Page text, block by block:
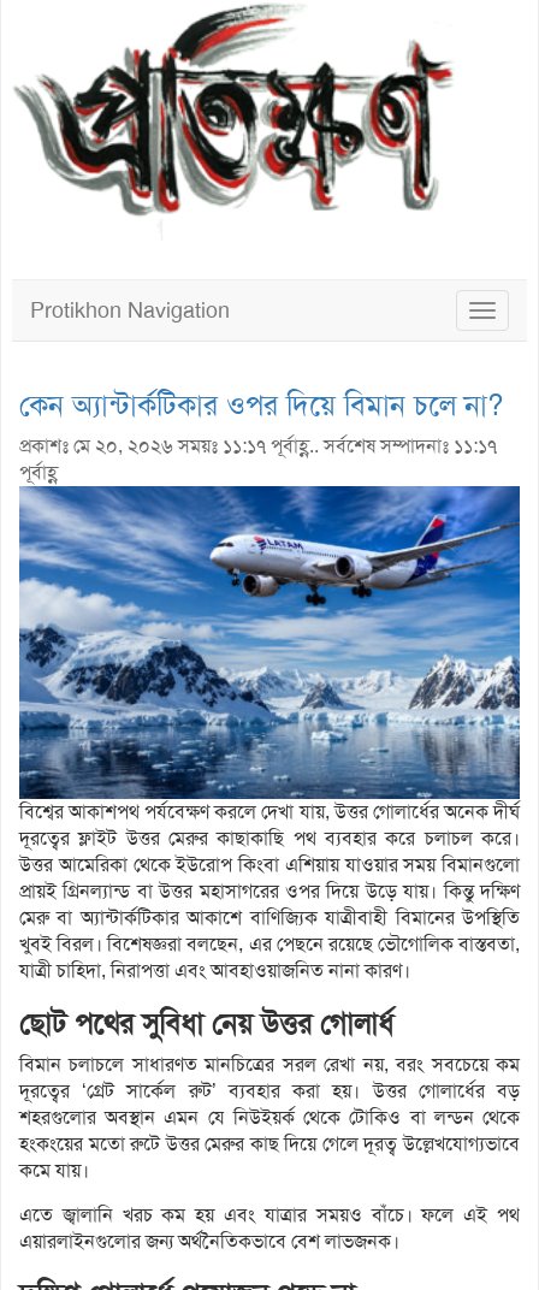
Toggle
Protikhon Navigation
কেন অ্যান্টার্কটিকার ওপর দিয়ে বিমান চলে না?
প্রকাশঃ মে ২০, ২০২৬ সময়ঃ ১১:১৭ পূর্বাহ্ণ.. সর্বশেষ সম্পাদনাঃ ১১:১৭
পূর্বাহ্ণ
বিশ্বের আকাশপথ পর্যবেক্ষণ করলে দেখা যায়, উত্তর গোলার্ধের অনেক দীর্ঘ
দূরত্বের ফ্লাইট উত্তর মেরুর কাছাকাছি পথ ব্যবহার করে চলাচল করে।
উত্তর আমেরিকা থেকে ইউরোপ কিংবা এশিয়ায় যাওয়ার সময় বিমানগুলো
প্রায়ই গ্রিনল্যান্ড বা উত্তর মহাসাগরের ওপর দিয়ে উড়ে যায়। কিন্তু দক্ষিণ
মেরু বা অ্যান্টার্কটিকার আকাশে বাণিজ্যিক যাত্রীবাহী বিমানের উপস্থিতি
খুবই বিরল। বিশেষজ্ঞরা বলছেন, এর পেছনে রয়েছে ভৌগোলিক বাস্তবতা,
যাত্রী চাহিদা, নিরাপত্তা এবং আবহাওয়াজনিত নানা কারণ।
ছোট পথের সুবিধা নেয় উত্তর গোলার্ধ
বিমান চলাচলে সাধারণত মানচিত্রের সরল রেখা নয়, বরং সবচেয়ে কম
দূরত্বের ‘গ্রেট সার্কেল রুট’ ব্যবহার করা হয়। উত্তর গোলার্ধের বড়
শহরগুলোর অবস্থান এমন যে নিউইয়র্ক থেকে টোকিও বা লন্ডন থেকে
হংকংয়ের মতো রুটে উত্তর মেরুর কাছ দিয়ে গেলে দূরত্ব উল্লেখযোগ্যভাবে
কমে যায়।
এতে জ্বালানি খরচ কম হয় এবং যাত্রার সময়ও বাঁচে। ফলে এই পথ
এয়ারলাইনগুলোর জন্য অর্থনৈতিকভাবে বেশ লাভজনক।